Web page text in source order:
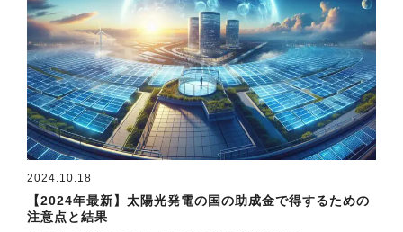
2024.10.18
【2024年最新】太陽光発電の国の助成金で得するための
注意点と結果